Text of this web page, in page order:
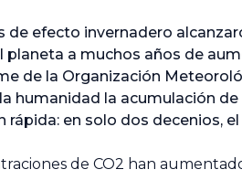
de efecto invernadero
planeta a muchos años de
de la Organización
humanidad la acumulación
en solo dos decenios, el
de CO2 han aumentado